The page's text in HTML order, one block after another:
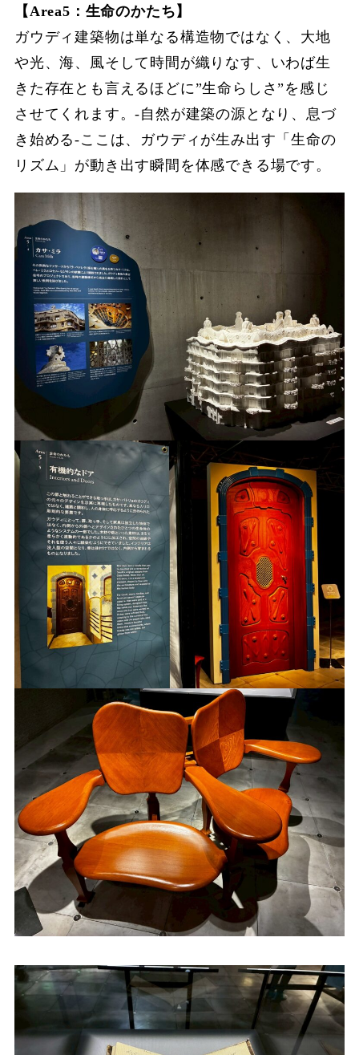
【Area5：生命のかたち】
ガウディ建築物は単なる構造物ではなく、大地
や光、海、風そして時間が織りなす、いわば生
きた存在とも言えるほどに”生命らしさ”を感じ
させてくれます。-自然が建築の源となり、息づ
き始める-ここは、ガウディが生み出す「生命の
リズム」が動き出す瞬間を体感できる場です。